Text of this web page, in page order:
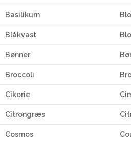
Basilikum
Blåkvast
Bønner
Broccoli
Cikorie
Citrongræs
Cosmos